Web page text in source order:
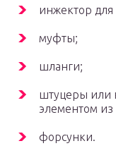
инжектор для
муфты;
шланги;
штуцеры или
элементом
форсунки.